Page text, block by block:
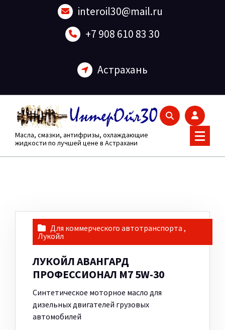
interoil30@mail.ru
+7 908 610 83 30
Астрахань
Масла, смазки, антифризы, охлаждающие
жидкости по лучшей цене в Астрахани
Для коммерческого автотранспорта ,
Лукойл
ЛУКОЙЛ АВАНГАРД
ПРОФЕССИОНАЛ M7 5W-30
Синтетическое моторное масло для
дизельных двигателей грузовых
автомобилей